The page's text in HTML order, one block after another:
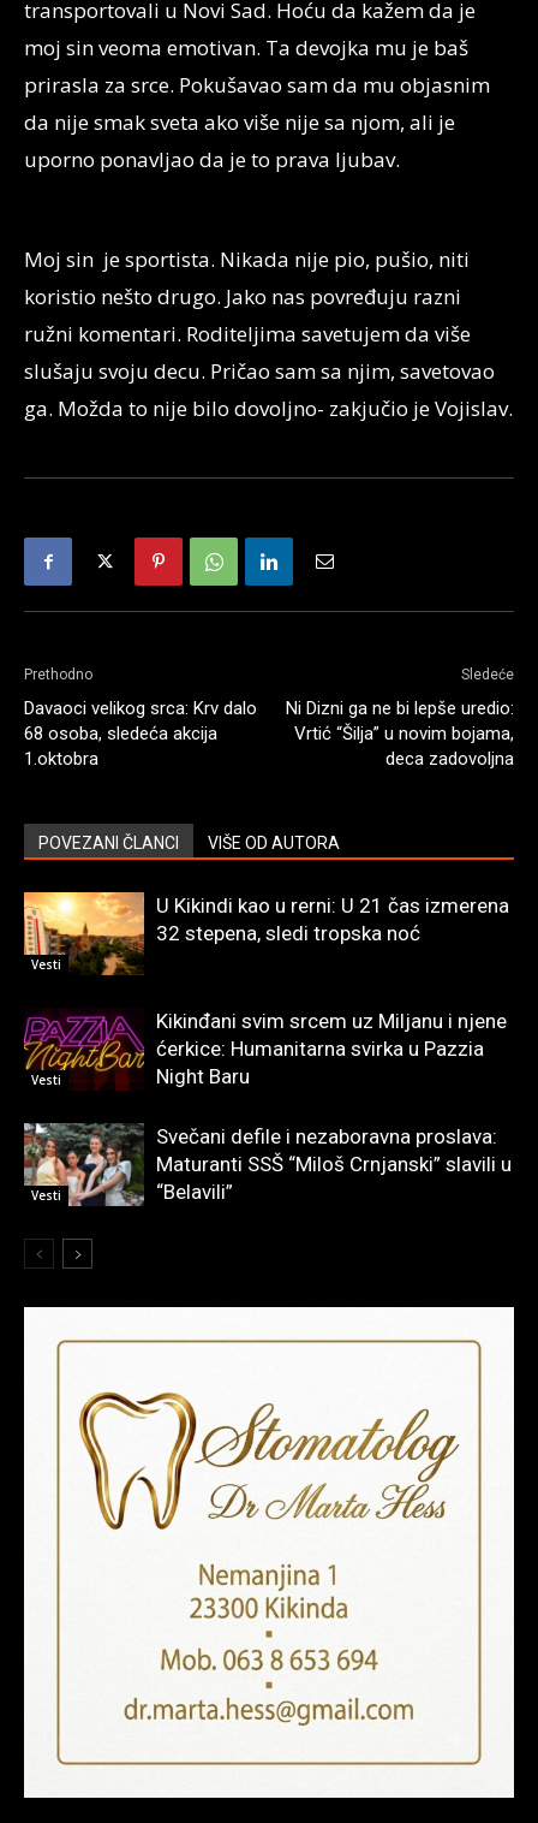
transportovali u Novi Sad. Hoću da kažem da je
moj sin veoma emotivan. Ta devojka mu je baš
prirasla za srce. Pokušavao sam da mu objasnim
da nije smak sveta ako više nije sa njom, ali je
uporno ponavljao da je to prava ljubav.
Moj sin je sportista. Nikada nije pio, pušio, niti
koristio nešto drugo. Jako nas povređuju razni
ružni komentari. Roditeljima savetujem da više
slušaju svoju decu. Pričao sam sa njim, savetovao
ga. Možda to nije bilo dovoljno- zakjučio je Vojislav.
Prethodno
Davaoci velikog srca: Krv dalo
68 osoba, sledeća akcija
1.oktobra
Sledeće
Ni Dizni ga ne bi lepše uredio:
Vrtić “Šilja” u novim bojama,
deca zadovoljna
POVEZANI ČLANCI VIŠE OD AUTORA
Vesti
U Kikindi kao u rerni: U 21 čas izmerena
32 stepena, sledi tropska noć
Vesti
Kikinđani svim srcem uz Miljanu i njene
ćerkice: Humanitarna svirka u Pazzia
Night Baru
Vesti
Svečani defile i nezaboravna proslava:
Maturanti SSŠ “Miloš Crnjanski” slavili u
“Belavili”